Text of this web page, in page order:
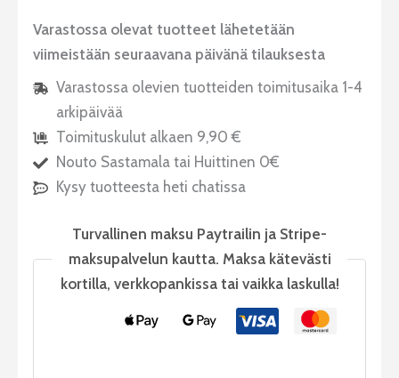
Varastossa olevat tuotteet lähetetään
viimeistään seuraavana päivänä tilauksesta
Varastossa olevien tuotteiden toimitusaika 1-4
arkipäivää
Toimituskulut alkaen 9,90 €
Nouto Sastamala tai Huittinen 0€
Kysy tuotteesta heti chatissa
Turvallinen maksu Paytrailin ja Stripe-
maksupalvelun kautta. Maksa kätevästi
kortilla, verkkopankissa tai vaikka laskulla!